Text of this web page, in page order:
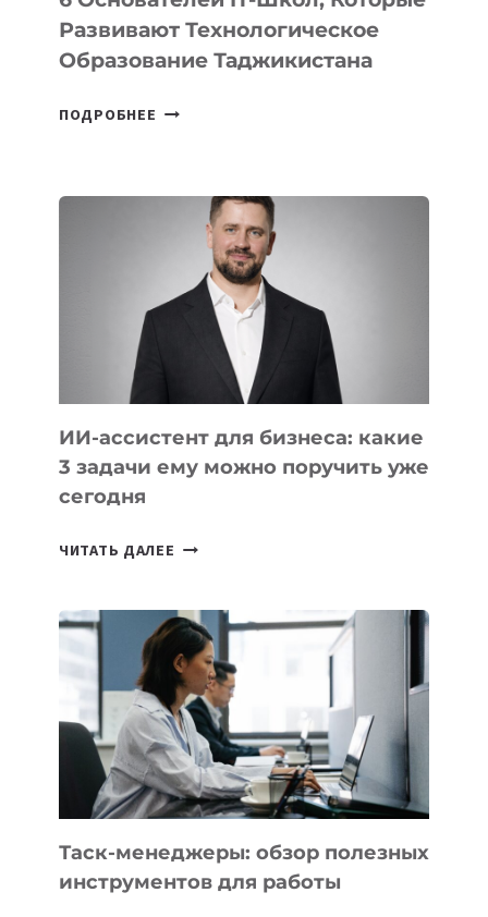
Развивают Технологическое
Образование Таджикистана
ПОДРОБНЕЕ
КОТОРЫЕ
РАЗВИВАЮТ
ТЕХНОЛОГИЧЕСКОЕ
ОБРАЗОВАНИЕ
ТАДЖИКИСТАНА
ИИ-ассистент для бизнеса: какие
3 задачи ему можно поручить уже
сегодня
ЧИТАТЬ ДАЛЕЕ ИИ-
БИЗНЕСА:
КАКИЕ
3
ЗАДАЧИ
ЕМУ
МОЖНО
ПОРУЧИТЬ
УЖЕ
Таск-менеджеры: обзор полезных
инструментов для работы